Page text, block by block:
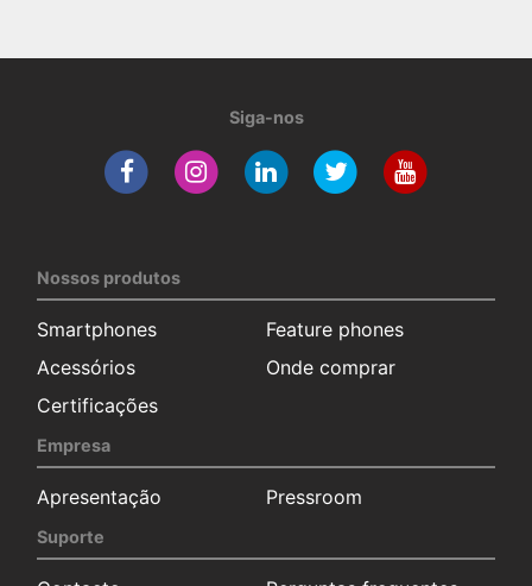
Siga-nos
Nossos produtos
Smartphones
Feature phones
Acessórios
Onde comprar
Certificações
Empresa
Apresentação Pressroom
Suporte